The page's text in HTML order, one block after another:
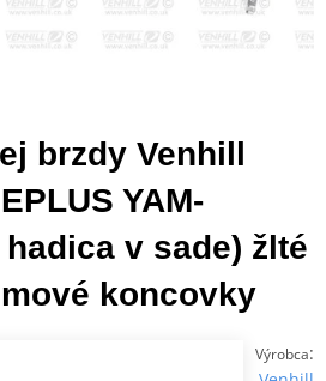
brzdy Venhill
YAM-
hadica v sade) žlté
koncovky
Výrobca: